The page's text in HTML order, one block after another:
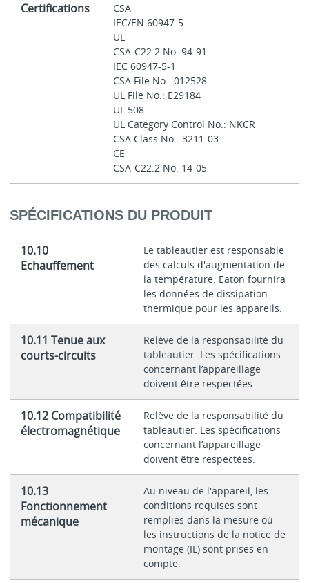
Certifications
CSA
IEC/EN 60947-5
UL
CSA-C22.2 No. 94-91
IEC 60947-5-1
CSA File No.: 012528
UL File No.: E29184
UL 508
UL Category Control No.: NKCR
CSA Class No.: 3211-03
CE
CSA-C22.2 No. 14-05
SPÉCIFICATIONS DU PRODUIT
10.10
Echauffement
Le tableautier est responsable
des calculs d'augmentation de
la température. Eaton fournira
les données de dissipation
thermique pour les appareils.
10.11 Tenue aux
courts-circuits
Relève de la responsabilité du
tableautier. Les spécifications
concernant l’appareillage
doivent être respectées.
10.12 Compatibilité
électromagnétique
Relève de la responsabilité du
tableautier. Les spécifications
concernant l’appareillage
doivent être respectées.
10.13
Fonctionnement
mécanique
Au niveau de l'appareil, les
conditions requises sont
remplies dans la mesure où
les instructions de la notice de
montage (IL) sont prises en
compte.